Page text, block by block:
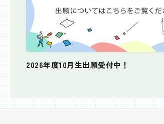
2026年度10月生出願受付中！
個別相談会